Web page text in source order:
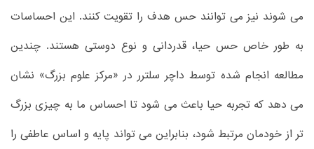
می شوند نیز می توانند حس هدف را تقویت کنند. این احساسات
به طور خاص حس حیا، قدردانی و نوع دوستی هستند. چندین
مطالعه انجام شده توسط داچر سلترر در «مرکز علوم بزرگ» نشان
می دهد که تجربه حیا باعث می شود تا احساس ما به چیزی بزرگ
تر از خودمان مرتبط شود، بنابراین می تواند پایه و اساس عاطفی را